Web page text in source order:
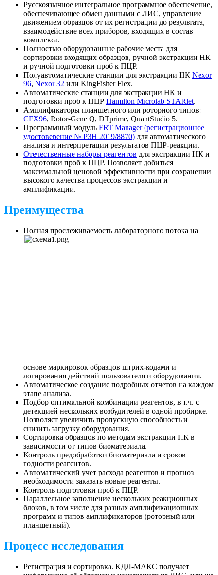
Русскоязычное интегральное программное обеспечение,
обеспечивающее обмен данными с ЛИС, управление
движением образцов от их регистрации до результата,
взаимодействие всех приборов, входящих в состав
комплекса.
Полностью оборудованные рабочие места для
сортировки входящих образцов, ручной экстракции НК
и ручной подготовки проб к ПЦР.
Полуавтоматические станции для экстракции НК Nexor
96, Nexor 32 или KingFisher Flex.
Автоматические станции для экстракции НК и
подготовки проб к ПЦР Hamilton Microlab STARlet.
Амплификаторы планшетного или роторного типов:
CFX96, Rotor-Gene Q, DTprime, QuantStudio 5.
Программный модуль FRT Manager (регистрационное
удостоверение № РЗН 2019/8870) для автоматического
анализа и интерпретации результатов ПЦР-реакции.
Отечественные наборы реагентов для экстракции НК и
подготовки проб к ПЦР. Позволяет добиться
максимальной ценовой эффективности при сохранении
высокого качества процессов экстракции и
амплификации.
Преимущества
Полная прослеживаемость лабораторного потока на
основе маркировок образцов штрих-кодами и
логирования действий пользователя и оборудования.
Автоматическое создание подробных отчетов на каждом
этапе анализа.
Подбор оптимальной комбинации реагентов, в т.ч. с
детекцией нескольких возбудителей в одной пробирке.
Позволяет увеличить пропускную способность и
снизить загрузку оборудования.
Сортировка образцов по методам экстракции НК в
зависимости от типов биоматериала.
Контроль предобработки биоматериала и сроков
годности реагентов.
Автоматический учет расхода реагентов и прогноз
необходимости заказать новые реагенты.
Контроль подготовки проб к ПЦР.
Параллельное заполнение нескольких реакционных
блоков, в том числе для разных амплификационных
программ и типов амплификаторов (роторный или
планшетный).
Процесс исследования
Регистрация и сортировка. КДЛ-МАКС получает